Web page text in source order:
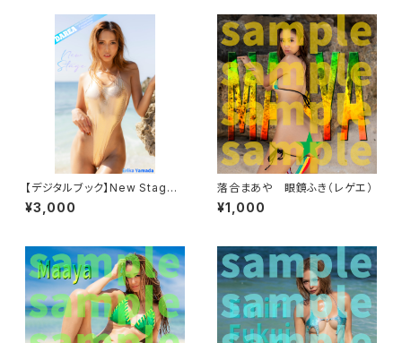
【デジタルブック】New Stage
DAREA Dream Factory Mag
azine
¥3,000
落合まあや 眼鏡ふき（レゲエ）
¥1,000